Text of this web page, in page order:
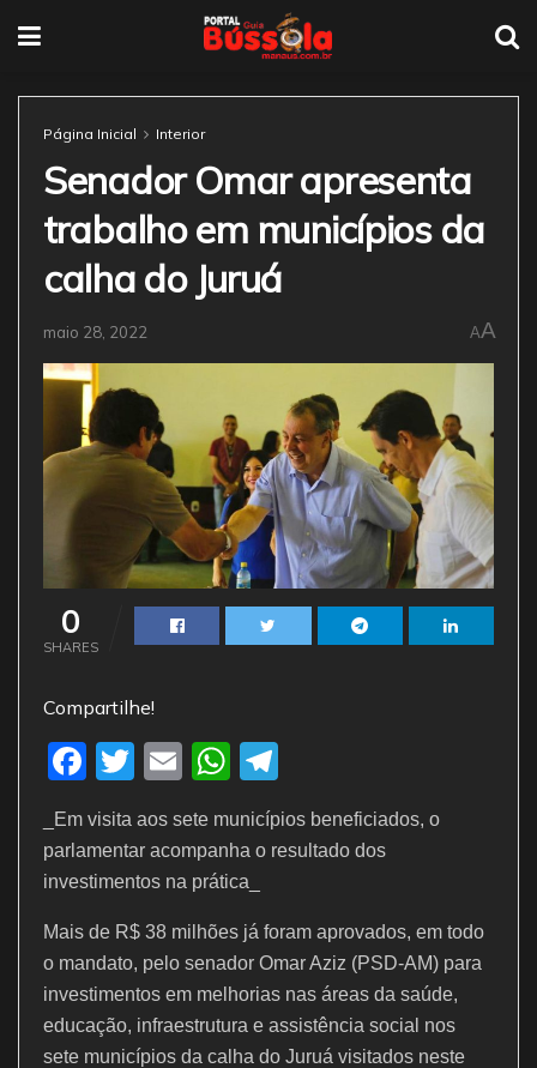
Página Inicial Interior
Senador Omar apresenta
trabalho em municípios da
calha do Juruá
maio 28, 2022 AA
0
SHARES
Compartilhe!
F
a
c
e
b
o
o
k
T
itt
er
E
ai
l
W
h
at
s
A
p
p
el
e
m
_Em visita aos sete municípios beneficiados, o
parlamentar acompanha o resultado dos
investimentos na prática_
Mais de R$ 38 milhões já foram aprovados, em todo
o mandato, pelo senador Omar Aziz (PSD-AM) para
investimentos em melhorias nas áreas da saúde,
educação, infraestrutura e assistência social nos
sete municípios da calha do Juruá visitados neste